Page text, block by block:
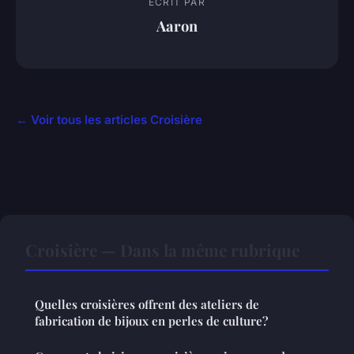
Aaron
← Voir tous les articles Croisière
Quelles croisières offrent des ateliers de
fabrication de bijoux en perles de culture?